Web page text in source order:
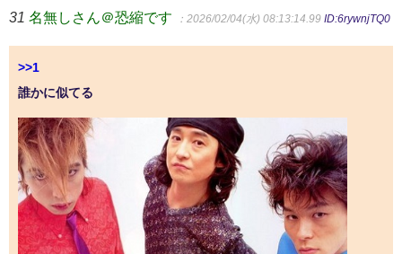
31 名無しさん＠恐縮です ：2026/02/04(水) 08:13:14.99 ID:6rywnjTQ0
>>1
誰かに似てる